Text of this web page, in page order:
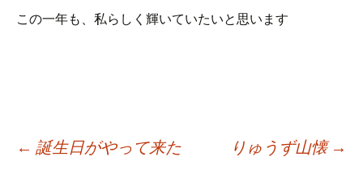
この一年も、私らしく輝いていたいと思います
投
← 誕生日がやって来た りゅうず山懐 →